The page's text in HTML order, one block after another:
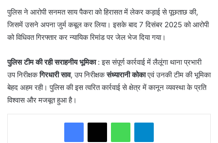
​पुलिस ने आरोपी सनमत साय पैकरा को हिरासत में लेकर कड़ाई से पूछताछ की,
जिसमें उसने अपना जुर्म कबूल कर लिया। इसके बाद 7 दिसंबर 2025 को आरोपी
को विधिवत गिरफ्तार कर न्यायिक रिमांड पर जेल भेज दिया गया।
पुलिस टीम की रही सराहनीय भूमिका: इस संपूर्ण कार्रवाई में लैलूंगा थाना प्रभारी
उप निरीक्षकगिरधारी साव, उप निरीक्षकसंध्यारानी कोकाएवं उनकी टीम की भूमिका
बेहद अहम रही। पुलिस की इस त्वरित कार्रवाई से क्षेत्र में कानून व्यवस्था के प्रति
विश्वास और मजबूत हुआ है।
WhatsAppTelegram